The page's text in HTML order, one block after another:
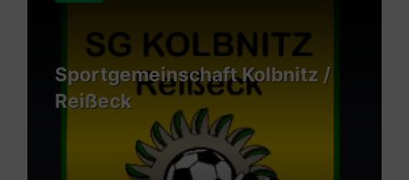
Sportgemeinschaft Kolbnitz /
Reißeck